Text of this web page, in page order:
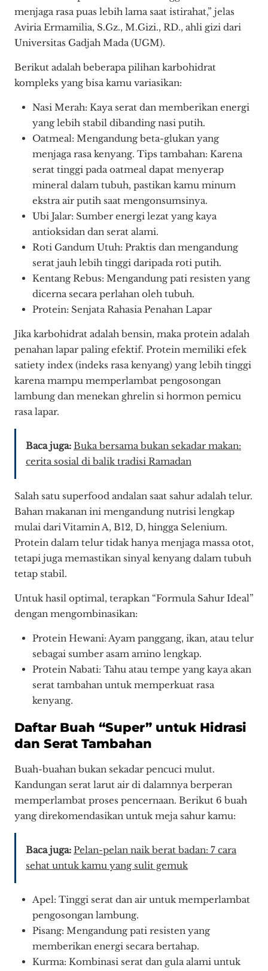
menjaga rasa puas lebih lama saat istirahat,” jelas
Aviria Ermamilia, S.Gz., M.Gizi., RD., ahli gizi dari
Universitas Gadjah Mada (UGM).
Berikut adalah beberapa pilihan karbohidrat
kompleks yang bisa kamu variasikan:
Nasi Merah: Kaya serat dan memberikan energi
yang lebih stabil dibanding nasi putih.
Oatmeal: Mengandung beta-glukan yang
menjaga rasa kenyang. Tips tambahan: Karena
serat tinggi pada oatmeal dapat menyerap
mineral dalam tubuh, pastikan kamu minum
ekstra air putih saat mengonsumsinya.
Ubi Jalar: Sumber energi lezat yang kaya
antioksidan dan serat alami.
Roti Gandum Utuh: Praktis dan mengandung
serat jauh lebih tinggi daripada roti putih.
Kentang Rebus: Mengandung pati resisten yang
dicerna secara perlahan oleh tubuh.
Protein: Senjata Rahasia Penahan Lapar
Jika karbohidrat adalah bensin, maka protein adalah
penahan lapar paling efektif. Protein memiliki efek
satiety index (indeks rasa kenyang) yang lebih tinggi
karena mampu memperlambat pengosongan
lambung dan menekan ghrelin si hormon pemicu
rasa lapar.
Baca juga: Buka bersama bukan sekadar makan:
cerita sosial di balik tradisi Ramadan
Salah satu superfood andalan saat sahur adalah telur.
Bahan makanan ini mengandung nutrisi lengkap
mulai dari Vitamin A, B12, D, hingga Selenium.
Protein dalam telur tidak hanya menjaga massa otot,
tetapi juga memastikan sinyal kenyang dalam tubuh
tetap stabil.
Untuk hasil optimal, terapkan “Formula Sahur Ideal”
dengan mengombinasikan:
Protein Hewani: Ayam panggang, ikan, atau telur
sebagai sumber asam amino lengkap.
Protein Nabati: Tahu atau tempe yang kaya akan
serat tambahan untuk memperkuat rasa
kenyang.
Daftar Buah “Super” untuk Hidrasi
dan Serat Tambahan
Buah-buahan bukan sekadar pencuci mulut.
Kandungan serat larut air di dalamnya berperan
memperlambat proses pencernaan. Berikut 6 buah
yang direkomendasikan untuk meja sahur kamu:
Baca juga: Pelan-pelan naik berat badan: 7 cara
sehat untuk kamu yang sulit gemuk
Apel: Tinggi serat dan air untuk memperlambat
pengosongan lambung.
Pisang: Mengandung pati resisten yang
memberikan energi secara bertahap.
Kurma: Kombinasi serat dan gula alami untuk